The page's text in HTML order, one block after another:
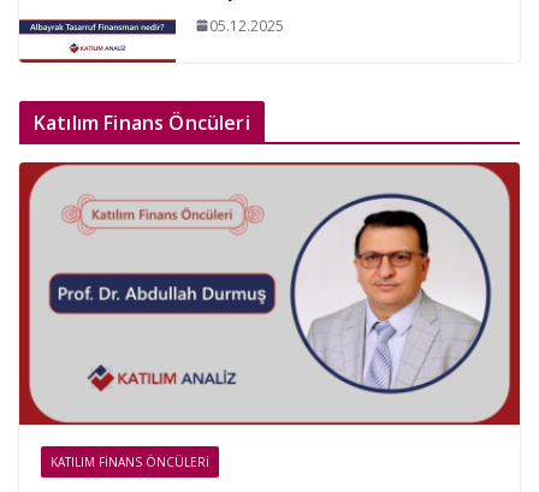
05.12.2025
Katılım Finans Öncüleri
KATILIM FINANS ÖNCÜLERI